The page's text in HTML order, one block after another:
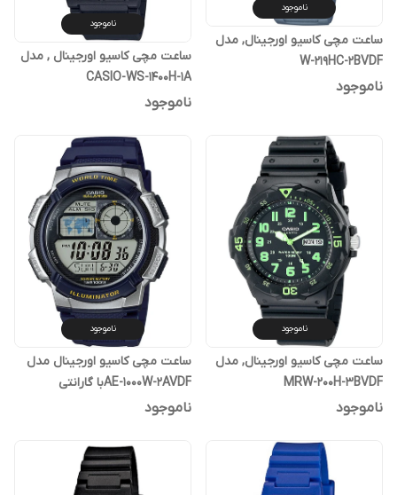
ناموجود
ساعت مچی کاسیو اورجینال, مدل
W-219HC-2BVDF
ناموجود
ناموجود
ساعت مچی کاسیو اورجینال , مدل
CASIO-WS-1400H-1A
ناموجود
ناموجود
ساعت مچی کاسیو اورجینال, مدل
MRW-200H-3BVDF
ناموجود
ناموجود
ساعت مچی کاسیو اورجینال مدل
AE-1000W-2AVDFبا گارانتی
یکساله پوزیترون
ناموجود